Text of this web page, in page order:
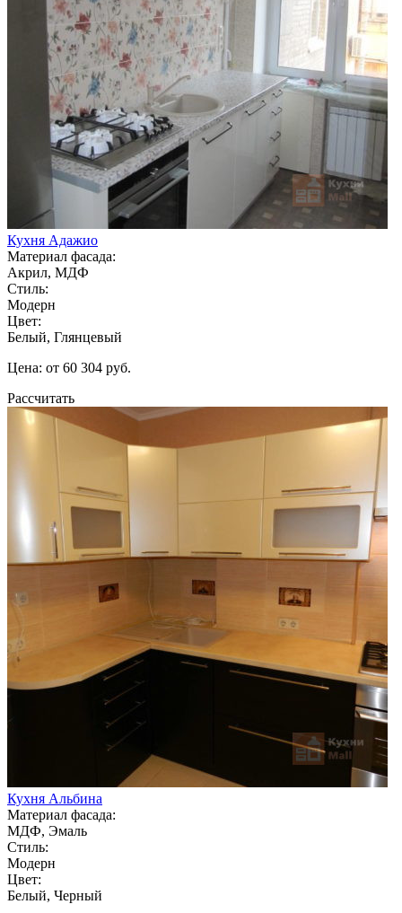
Кухня Адажио
Материал фасада:
Акрил, МДФ
Стиль:
Модерн
Цвет:
Белый, Глянцевый
Цена: от 60 304 руб.
Рассчитать
Кухня Альбина
Материал фасада:
МДФ, Эмаль
Стиль:
Модерн
Цвет:
Белый, Черный